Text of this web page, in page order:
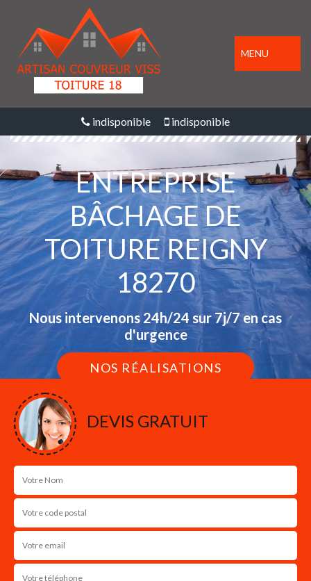
MENU
indisponible indisponible
ENTREPRISE
BÂCHAGE DE
TOITURE REIGNY
18270
Nous intervenons 24h/24 sur 7j/7 en cas
d'urgence
NOS RÉALISATIONS
DEVIS GRATUIT